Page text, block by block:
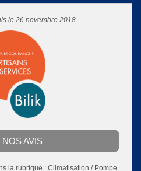
le 26 novembre 2018
AVIS
la rubrique : Climatisation / Pompe